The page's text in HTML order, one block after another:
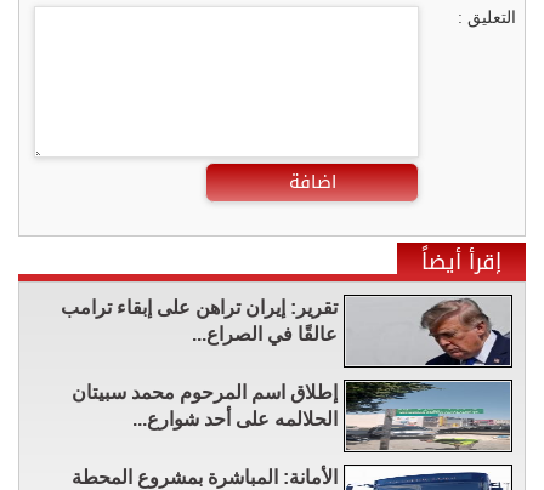
التعليق :
اضافة
إقرأ أيضاً
تقرير: إيران تراهن على إبقاء ترامب
عالقًا في الصراع...
إطلاق اسم المرحوم محمد سبيتان
الحلالمه على أحد شوارع...
الأمانة: المباشرة بمشروع المحطة